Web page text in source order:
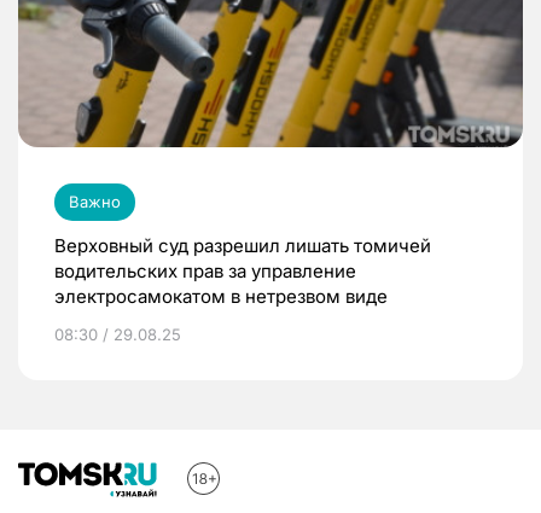
Важно
Верховный суд разрешил лишать томичей
водительских прав за управление
электросамокатом в нетрезвом виде
08:30 / 29.08.25